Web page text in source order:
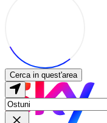
Cerca in quest'area